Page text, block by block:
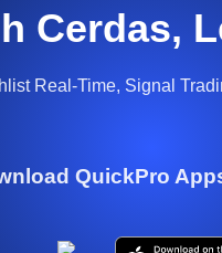
Cerdas,
Real-Time, Signal
QuickPro